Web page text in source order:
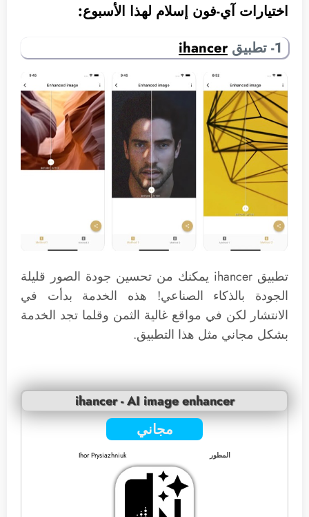
اختيارات آي-فون إسلام لهذا الأسبوع:
1- تطبيق
ihancer
تطبيق ihancer يمكنك من تحسين جودة الصور قليلة
الجودة بالذكاء الصناعي! هذه الخدمة بدأت في
الانتشار لكن في مواقع غالية الثمن وقلما تجد الخدمة
بشكل مجاني مثل هذا التطبيق.
ihancer - AI image enhancer
مجاني
المطور Ihor Prysiazhniuk